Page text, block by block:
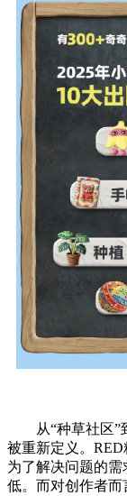
从“种草社区”到
被重新定义。
为了解决问题的
低。而对创作者而